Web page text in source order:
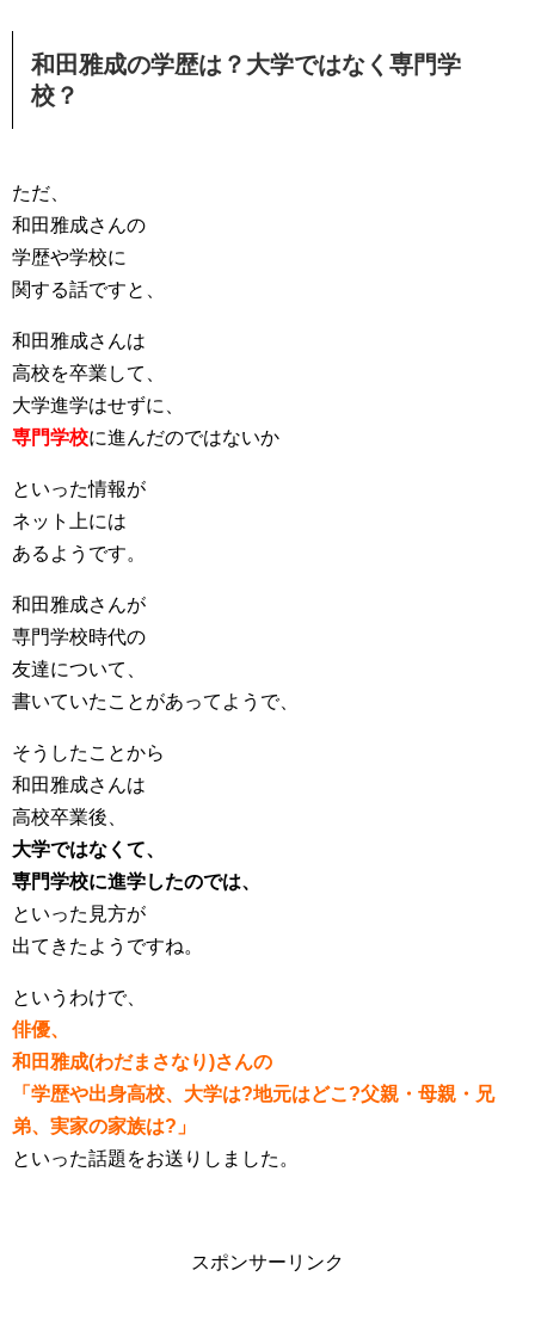
和田雅成の学歴は？大学ではなく専門学
校？
ただ、
和田雅成さんの
学歴や学校に
関する話ですと、
和田雅成さんは
高校を卒業して、
大学進学はせずに、
専門学校に進んだのではないか
といった情報が
ネット上には
あるようです。
和田雅成さんが
専門学校時代の
友達について、
書いていたことがあってようで、
そうしたことから
和田雅成さんは
高校卒業後、
大学ではなくて、
専門学校に進学したのでは、
といった見方が
出てきたようですね。
というわけで、
俳優、
和田雅成(わだまさなり)さんの
「学歴や出身高校、大学は?地元はどこ?父親・母親・兄
弟、実家の家族は?」
といった話題をお送りしました。
スポンサーリンク